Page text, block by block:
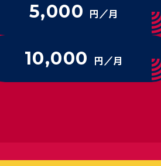
5,000 円／月
10,000 円／月